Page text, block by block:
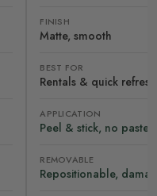
FINISH
Matte, smooth
BEST FOR
Rentals & quick
APPLICATION
Peel & stick, no paste
REMOVABLE
Repositionable,